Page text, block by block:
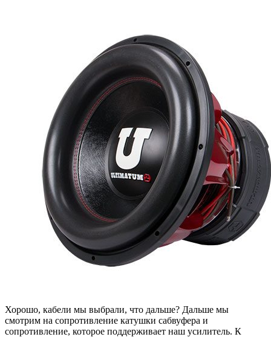
Хорошо, кабели мы выбрали, что дальше? Дальше мы
смотрим на сопротивление катушки сабвуфера и
сопротивление, которое поддерживает наш усилитель. К